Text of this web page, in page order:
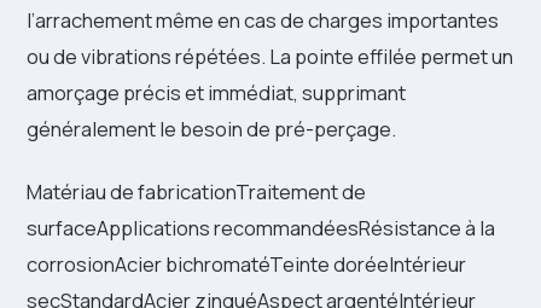
l’arrachement même en cas de charges importantes
ou de vibrations répétées. La pointe effilée permet un
amorçage précis et immédiat, supprimant
généralement le besoin de pré-perçage.
Matériau de fabricationTraitement de
surfaceApplications recommandéesRésistance à la
corrosionAcier bichromatéTeinte doréeIntérieur
secStandardAcier zinguéAspect argentéIntérieur